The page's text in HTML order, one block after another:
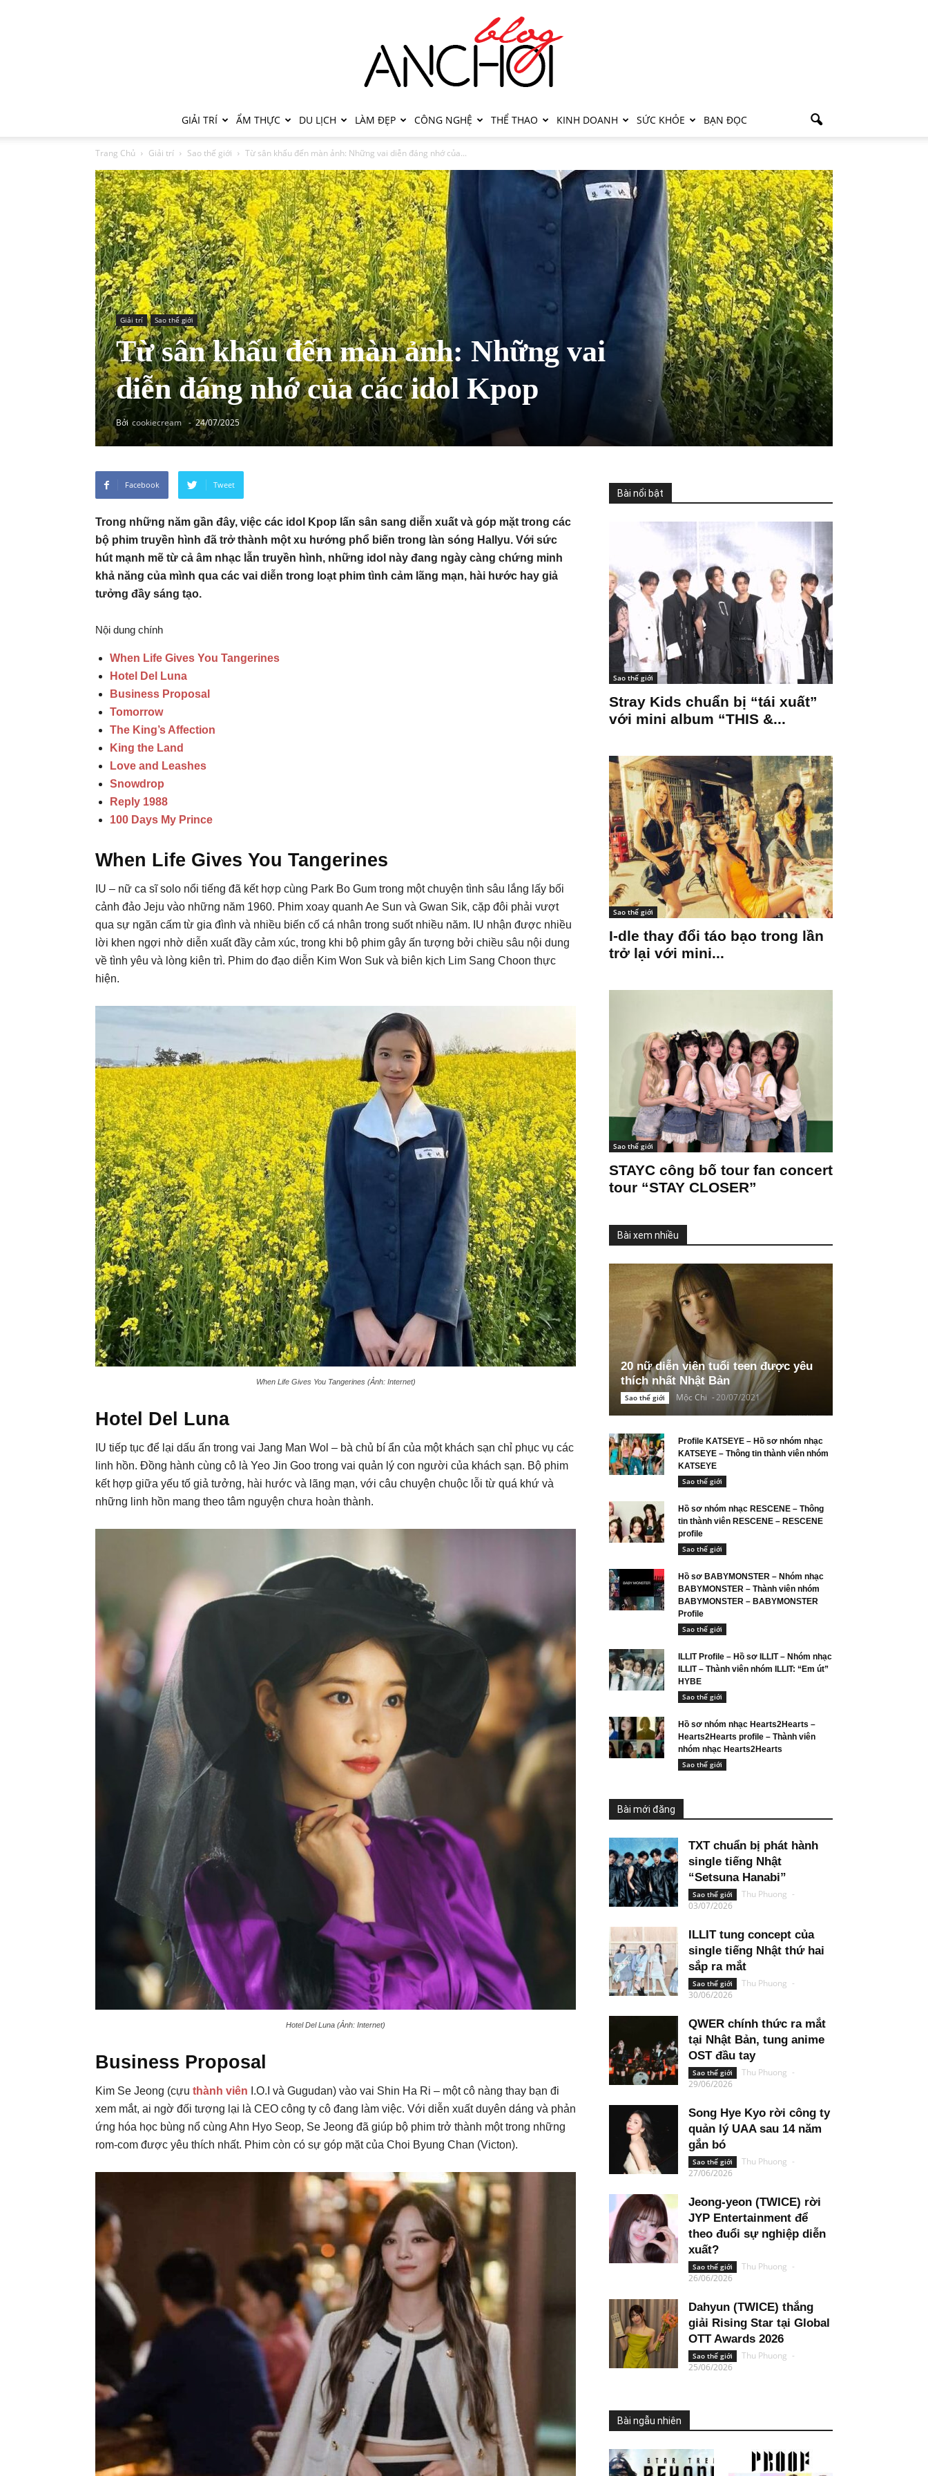
GIẢI TRÍ ẨM THỰC DU LỊCH LÀM ĐẸP CÔNG NGHỆ THỂ THAO KINH DOANH SỨC KHỎE BẠN ĐỌC
Trang Chủ Giải trí Sao thế giới Từ sân khấu đến màn ảnh: Những vai diễn đáng nhớ của...
Giải trí Sao thế giới
Từ sân khấu đến màn ảnh: Những vai
diễn đáng nhớ của các idol Kpop
Bởi cookiecream - 24/07/2025
Facebook Tweet
Trong những năm gần đây, việc các idol Kpop lấn sân sang diễn xuất và góp mặt trong các
bộ phim truyền hình đã trở thành một xu hướng phổ biến trong làn sóng Hallyu. Với sức
hút mạnh mẽ từ cả âm nhạc lẫn truyền hình, những idol này đang ngày càng chứng minh
khả năng của mình qua các vai diễn trong loạt phim tình cảm lãng mạn, hài hước hay giả
tưởng đầy sáng tạo.
Nội dung chính
When Life Gives You Tangerines
Hotel Del Luna
Business Proposal
Tomorrow
The King’s Affection
King the Land
Love and Leashes
Snowdrop
Reply 1988
100 Days My Prince
When Life Gives You Tangerines
IU – nữ ca sĩ solo nổi tiếng đã kết hợp cùng Park Bo Gum trong một chuyện tình sâu lắng lấy bối
cảnh đảo Jeju vào những năm 1960. Phim xoay quanh Ae Sun và Gwan Sik, cặp đôi phải vượt
qua sự ngăn cấm từ gia đình và nhiều biến cố cá nhân trong suốt nhiều năm. IU nhận được nhiều
lời khen ngợi nhờ diễn xuất đầy cảm xúc, trong khi bộ phim gây ấn tượng bởi chiều sâu nội dung
về tình yêu và lòng kiên trì. Phim do đạo diễn Kim Won Suk và biên kịch Lim Sang Choon thực
hiện.
When Life Gives You Tangerines (Ảnh: Internet)
Hotel Del Luna
IU tiếp tục để lại dấu ấn trong vai Jang Man Wol – bà chủ bí ẩn của một khách sạn chỉ phục vụ các
linh hồn. Đồng hành cùng cô là Yeo Jin Goo trong vai quản lý con người của khách sạn. Bộ phim
kết hợp giữa yếu tố giả tưởng, hài hước và lãng mạn, với câu chuyện chuộc lỗi từ quá khứ và
những linh hồn mang theo tâm nguyện chưa hoàn thành.
Hotel Del Luna (Ảnh: Internet)
Business Proposal
Kim Se Jeong (cựu thành viên I.O.I và Gugudan) vào vai Shin Ha Ri – một cô nàng thay bạn đi
xem mắt, ai ngờ đối tượng lại là CEO công ty cô đang làm việc. Với diễn xuất duyên dáng và phản
ứng hóa học bùng nổ cùng Ahn Hyo Seop, Se Jeong đã giúp bộ phim trở thành một trong những
rom-com được yêu thích nhất. Phim còn có sự góp mặt của Choi Byung Chan (Victon).
Bài nổi bật
Sao thế giới
Stray Kids chuẩn bị “tái xuất”
với mini album “THIS &...
Sao thế giới
I-dle thay đổi táo bạo trong lần
trở lại với mini...
Sao thế giới
STAYC công bố tour fan concert
tour “STAY CLOSER”
Bài xem nhiều
20 nữ diễn viên tuổi teen được yêu
thích nhất Nhật Bản
Sao thế giới Mộc Chi -20/07/2021
Profile KATSEYE – Hồ sơ nhóm nhạc
KATSEYE – Thông tin thành viên nhóm
KATSEYE
Sao thế giới
Hồ sơ nhóm nhạc RESCENE – Thông
tin thành viên RESCENE – RESCENE
profile
Sao thế giới
Hồ sơ BABYMONSTER – Nhóm nhạc
BABYMONSTER – Thành viên nhóm
BABYMONSTER – BABYMONSTER
Profile
Sao thế giới
ILLIT Profile – Hồ sơ ILLIT – Nhóm nhạc
ILLIT – Thành viên nhóm ILLIT: “Em út”
HYBE
Sao thế giới
Hồ sơ nhóm nhạc Hearts2Hearts –
Hearts2Hearts profile – Thành viên
nhóm nhạc Hearts2Hearts
Sao thế giới
Bài mới đăng
TXT chuẩn bị phát hành
single tiếng Nhật
“Setsuna Hanabi”
Sao thế giới Thu Phuong -
03/07/2026
ILLIT tung concept của
single tiếng Nhật thứ hai
sắp ra mắt
Sao thế giới Thu Phuong -
30/06/2026
QWER chính thức ra mắt
tại Nhật Bản, tung anime
OST đầu tay
Sao thế giới Thu Phuong -
29/06/2026
Song Hye Kyo rời công ty
quản lý UAA sau 14 năm
gắn bó
Sao thế giới Thu Phuong -
27/06/2026
Jeong-yeon (TWICE) rời
JYP Entertainment để
theo đuổi sự nghiệp diễn
xuất?
Sao thế giới Thu Phuong -
26/06/2026
Dahyun (TWICE) thắng
giải Rising Star tại Global
OTT Awards 2026
Sao thế giới Thu Phuong -
25/06/2026
Bài ngẫu nhiên